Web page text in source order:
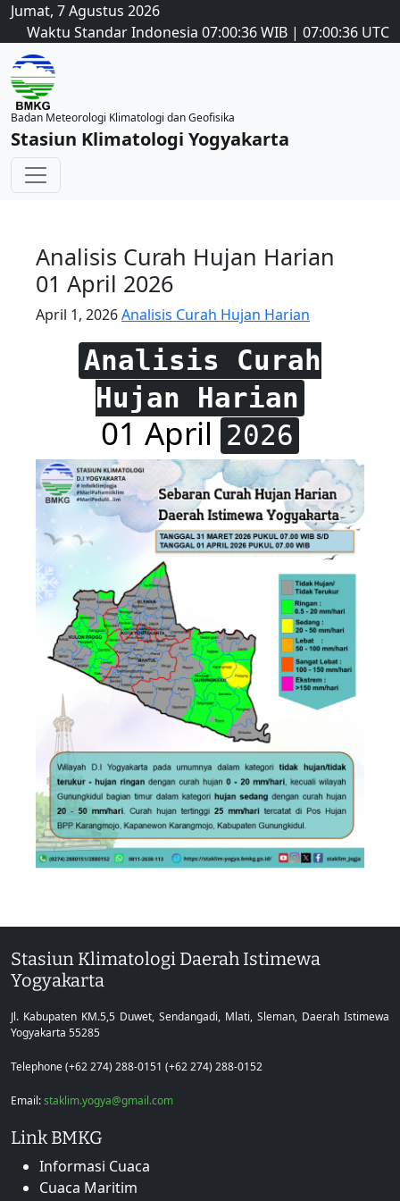
Jumat, 7 Agustus 2026
Waktu Standar Indonesia 07:00:37WIB | 07:00:37 UTC
Badan Meteorologi Klimatologi dan Geofisika
Stasiun Klimatologi Yogyakarta
Analisis Curah Hujan Harian
01 April 2026
April 1, 2026Analisis Curah Hujan Harian
Analisis Curah
Hujan Harian
01 April 2026
Stasiun Klimatologi Daerah Istimewa
Yogyakarta
Jl. Kabupaten KM.5,5 Duwet, Sendangadi, Mlati, Sleman, Daerah Istimewa
Yogyakarta 55285
Telephone (+62 274) 288-0151 (+62 274) 288-0152
Email:staklim.yogya@gmail.com
Link BMKG
Informasi Cuaca
Cuaca Maritim